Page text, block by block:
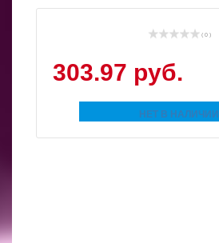
( 0 )
303.97 руб.
НЕТ В НАЛИЧИИ